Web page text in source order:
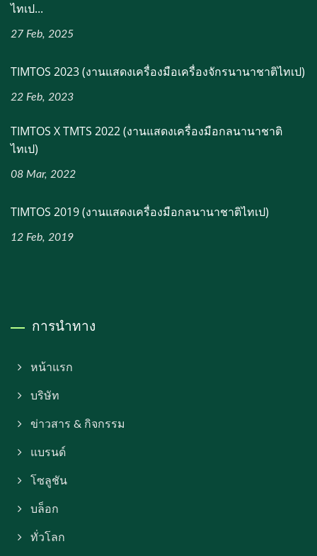
ไทเป...
27 Feb, 2025
TIMTOS 2023 (งานแสดงเครื่องมือเครื่องจักรนานาชาติไทเป)
22 Feb, 2023
TIMTOS X TMTS 2022 (งานแสดงเครื่องมือกลนานาชาติ
ไทเป)
08 Mar, 2022
TIMTOS 2019 (งานแสดงเครื่องมือกลนานาชาติไทเป)
12 Feb, 2019
การนำทาง
หน้าแรก
บริษัท
ข่าวสาร & กิจกรรม
แบรนด์
โซลูชัน
บล็อก
ทั่วโลก